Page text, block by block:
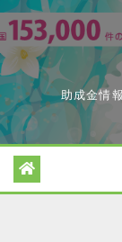
Skip
to
content
助成金情